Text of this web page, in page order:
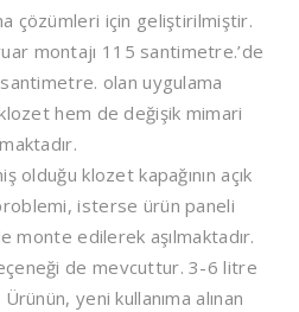
çözümleri için geliştirilmiştir.
montajı 115 santimetre.’de
olan uygulama
hem de değişik mimari
olduğu klozet kapağının açık
isterse ürün paneli
monte edilerek aşılmaktadır.
de mevcuttur. 3-6 litre
yeni kullanıma alınan